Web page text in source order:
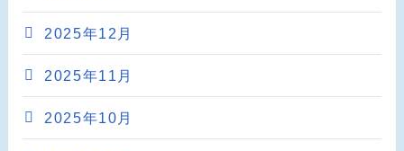
2025年12月
2025年11月
2025年10月